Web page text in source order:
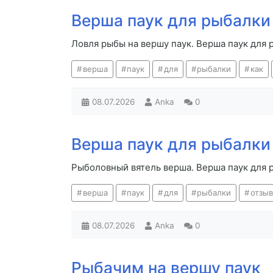
Верша паук для рыбалки
Ловля рыбы на вершу паук. Верша паук для
верша паук для рыбалки как
08.07.2026 Anka 0
Верша паук для
Рыболовный вятель верша. Верша паук для
верша паук для рыбалки
08.07.2026 Anka 0
Рыбачим на вершу паук